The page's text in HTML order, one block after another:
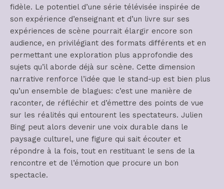
fidèle. Le potentiel d’une série télévisée inspirée de
son expérience d’enseignant et d’un livre sur ses
expériences de scène pourrait élargir encore son
audience, en privilégiant des formats différents et en
permettant une exploration plus approfondie des
sujets qu’il aborde déjà sur scène. Cette dimension
narrative renforce l’idée que le stand-up est bien plus
qu’un ensemble de blagues: c’est une manière de
raconter, de réfléchir et d’émettre des points de vue
sur les réalités qui entourent les spectateurs. Julien
Bing peut alors devenir une voix durable dans le
paysage culturel, une figure qui sait écouter et
répondre à la fois, tout en restituant le sens de la
rencontre et de l’émotion que procure un bon
spectacle.